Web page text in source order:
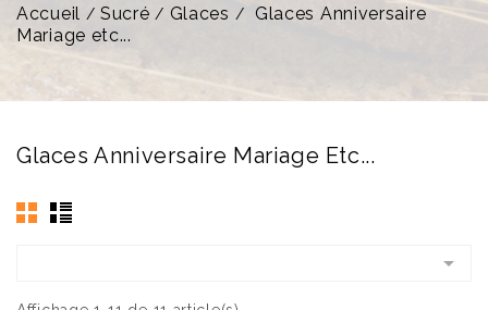
Accueil Sucré Glaces
Glaces Anniversaire
Mariage etc...
Glaces Anniversaire Mariage Etc...
